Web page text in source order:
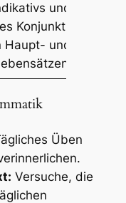
und
Konjunktivs
Haupt- und
Üben
Versuche, die